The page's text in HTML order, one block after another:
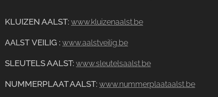
KLUIZEN AALST: www.kluizenaalst.be
AALST VEILIG : www.aalstveilig.be
SLEUTELS AALST: www.sleutelsaalst.be
NUMMERPLAAT AALST: www.nummerplaataalst.be